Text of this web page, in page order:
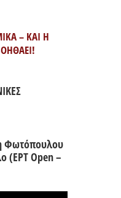
– ΚΑΙ Η
Φωτόπουλου
(ΕΡΤ Open –